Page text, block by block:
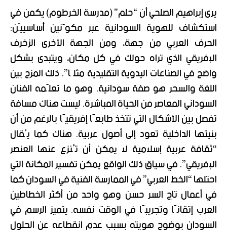
يرى إبراهيم الصلحي أن “حلم” (مدرسة الخرطوم) يكمن في
استكشاف للهوية السودانية عبر مكوّنين أساسييْن:
الحرف العربي من جهة، ومن الجهة الأخرى الزخرف
الإفريقي الذي تراه حولك في كل مكان، ويتبدى بشكل
واضح في الصناعات اليدوية التقليدية مثلًا”. ذلك المزج بين
اللغة والسحر هو صفة سودانية. وهو ما تعلّمه الفنان
السوداني المعاصر من الحياة المباشرة. ليست هناك مسافة
تفصل بين الأشكال التي تتخذ طابعًا إفريقيًا بالرغم من أن
بنيتها الداخلية تعود إلى أصول عربية. هناك كما يُقال
“ثقافة عربية إسلامية لا يمكن أن تُنزع عنها العنصر
الإفريقي”. في سياق ذلك الواقع يمكن تفسير المكانة التي
احتلها “الخط العربي” في الممارسة الفنية في السودان كما
في أعمال تاج السر حسن وهو واحد من أكثر الخطاطين
العرب إتقانًا وتجريبًا في الوقت نفسه. يتميز الرسم في
السودان بوضوح هويته بسبب عدم انقطاعه عن الحلول